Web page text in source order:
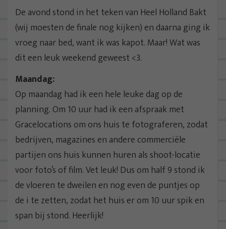
De avond stond in het teken van Heel Holland Bakt
(wij moesten de finale nog kijken) en daarna ging ik
vroeg naar bed, want ik was kapot. Maar! Wat was
dit een leuk weekend geweest <3.
Maandag:
Op maandag had ik een hele leuke dag op de
planning. Om 10 uur had ik een afspraak met
Gracelocations om ons huis te fotograferen, zodat
bedrijven, magazines en andere commerciële
partijen ons huis kunnen huren als shoot-locatie
voor foto’s of film. Vet leuk! Dus om half 9 stond ik
de vloeren te dweilen en nog even de puntjes op
de i te zetten, zodat het huis er om 10 uur spik en
span bij stond. Heerlijk!